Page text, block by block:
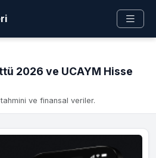
2026 ve UCAYM Hisse
ve finansal veriler.